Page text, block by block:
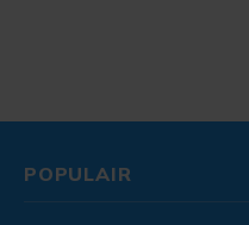
POPULAIR